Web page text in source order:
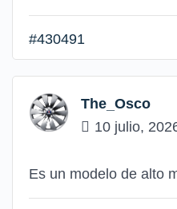
#430491
The_Osco
10 julio,
Es un modelo de alto